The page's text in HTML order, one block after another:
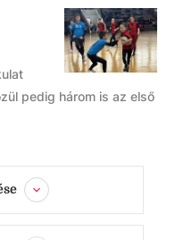
pedig három is az első